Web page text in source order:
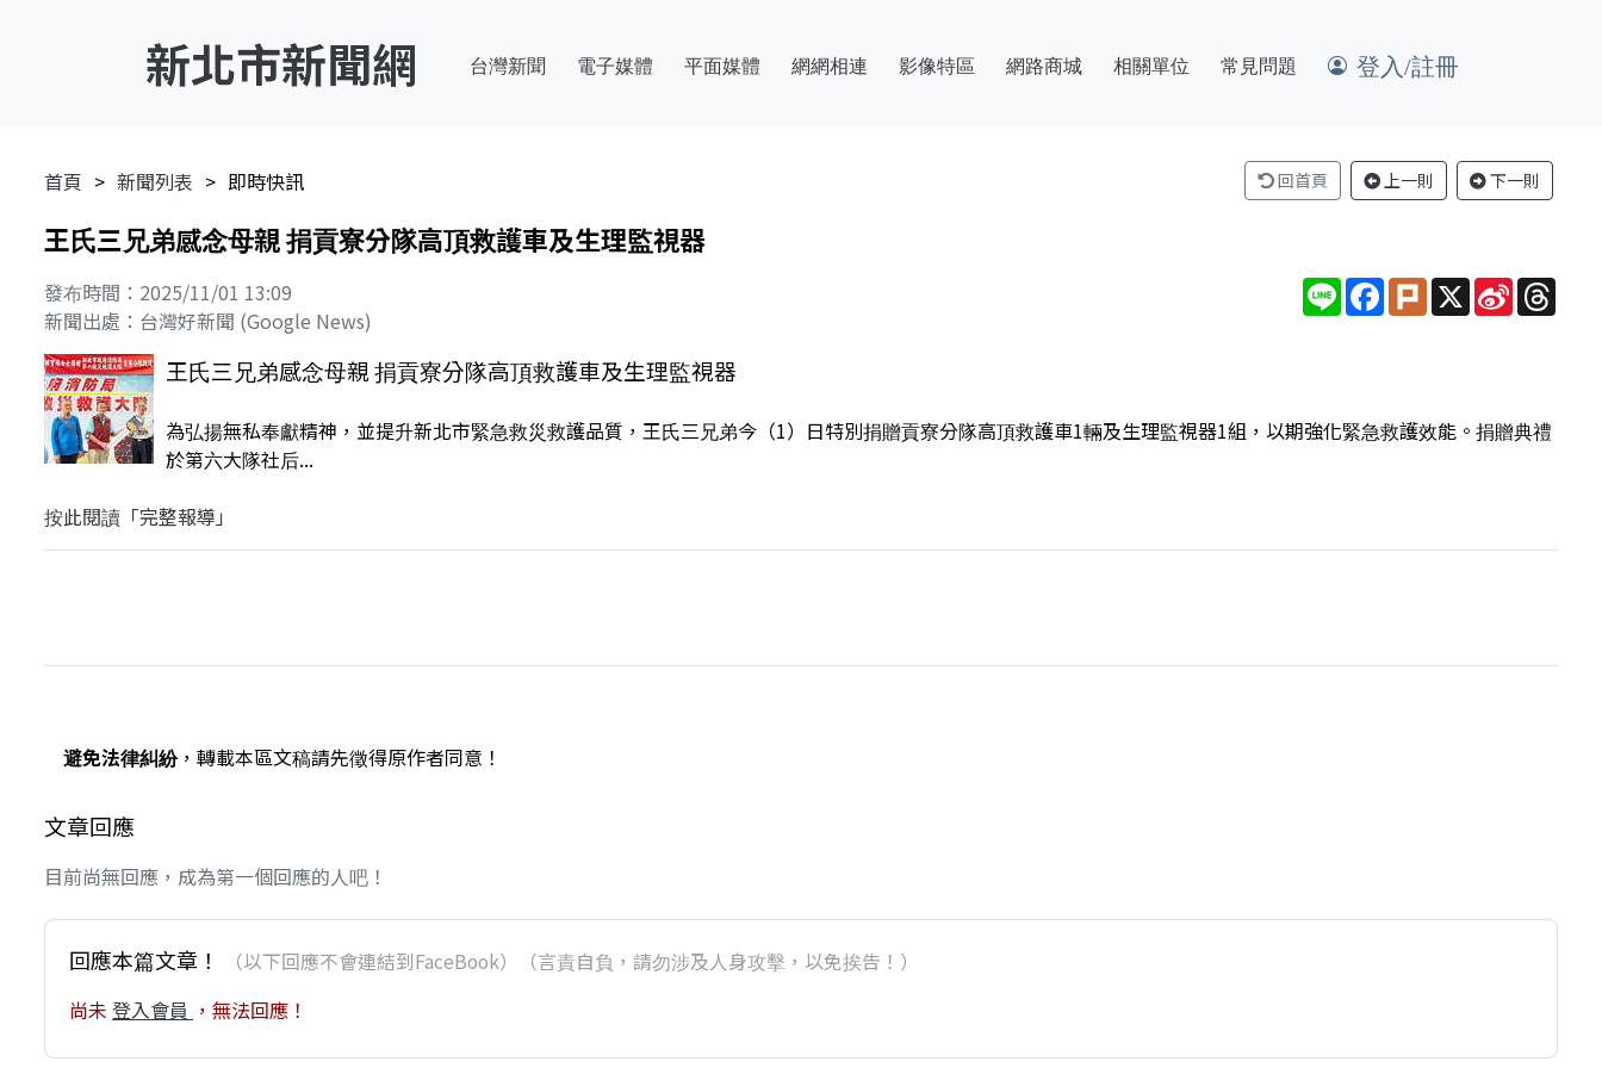
新北市新聞網 台灣新聞 電子媒體 平面媒體 網網相連 影像特區 網路商城 相關單位 常見問題 登入/註冊
首頁 新聞列表 即時快訊 回首頁 上一則 下一則
王氏三兄弟感念母親 捐貢寮分隊高頂救護車及生理監視器
發布時間：2025/11/01 13:09
新聞出處：台灣好新聞 (Google News)
Line Facebook
PlurkX Sina
Weibo
王氏三兄弟感念母親 捐貢寮分隊高頂救護車及生理監視器
為弘揚無私奉獻精神，並提升新北市緊急救災救護品質，王氏三兄弟今（1）日特別捐贈貢寮分隊高頂救護車1輛及生理監視器1組，以期強化緊急救護效能。捐贈典禮
於第六大隊社后...
按此閱讀「完整報導」
避免法律糾紛，轉載本區文稿請先徵得原作者同意！
文章回應
目前尚無回應，成為第一個回應的人吧！
回應本篇文章！ （以下回應不會連結到FaceBook）（言責自負，請勿涉及人身攻擊，以免挨告！）
尚未 登入會員 ，無法回應！